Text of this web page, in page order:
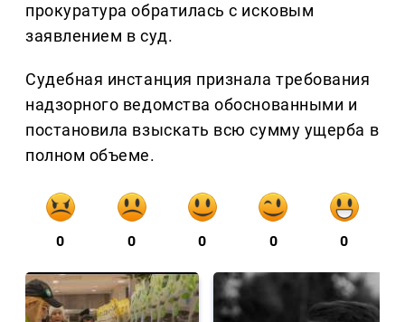
прокуратура обратилась с исковым
заявлением в суд.
Судебная инстанция признала требования
надзорного ведомства обоснованными и
постановила взыскать всю сумму ущерба в
полном объеме.
0 0 0 0 0